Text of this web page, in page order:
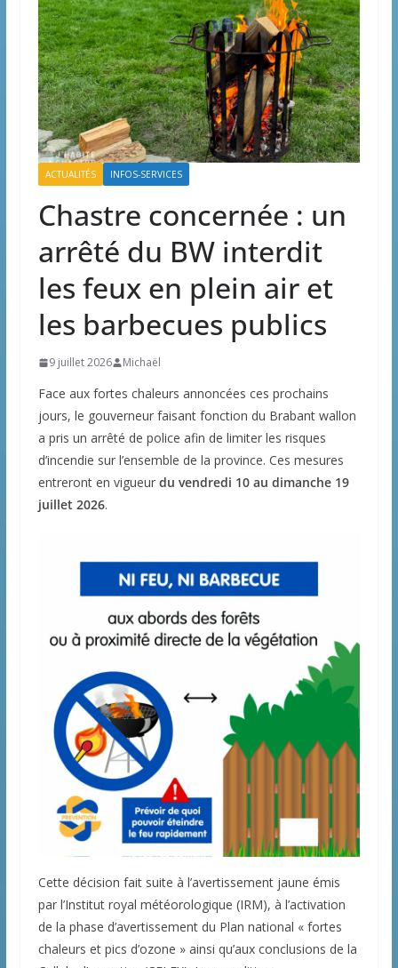
ACTUALITÉS INFOS-SERVICES
Chastre concernée : un
arrêté du BW interdit
les feux en plein air et
les barbecues publics
9 juillet 2026 Michaël
Face aux fortes chaleurs annoncées ces prochains
jours, le gouverneur faisant fonction du Brabant wallon
a pris un arrêté de police afin de limiter les risques
d’incendie sur l’ensemble de la province. Ces mesures
entreront en vigueur du vendredi 10 au dimanche 19
juillet 2026.
Cette décision fait suite à l’avertissement jaune émis
par l’Institut royal météorologique (IRM), à l’activation
de la phase d’avertissement du Plan national « fortes
chaleurs et pics d’ozone » ainsi qu’aux conclusions de la